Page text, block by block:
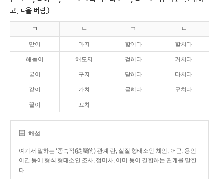
고, ㄴ을 버림.)
ㄱ ㄴ ㄱ ㄴ
맏이 마지 핥이다 할치다
해돋이 해도지 걷히다 거치다
굳이 구지 닫히다 다치다
같이 가치 묻히다 무치다
끝이 끄치
해설
여기서 말하는 ‘종속적(從屬的) 관계’란, 실질 형태소인 체언, 어근, 용언
어간 등에 형식 형태소인 조사, 접미사, 어미 등이 결합하는 관계를 말한
다.